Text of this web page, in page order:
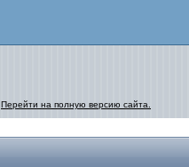
Перейти на полную версию сайта.